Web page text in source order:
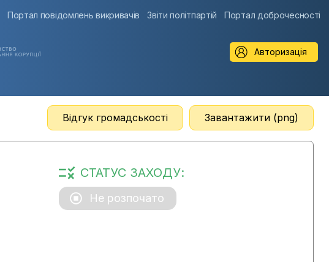
Портал повідомлень викривачів Звіти політпартій Портал доброчесності
Авторизація
Відгук громадськості Завантажити (png)
СТАТУС ЗАХОДУ:
Не розпочато